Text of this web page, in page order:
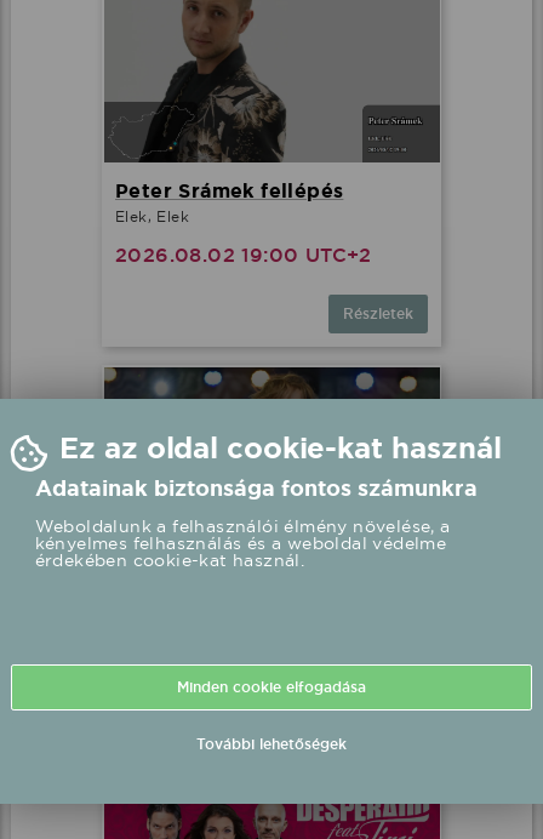
Peter Srámek fellépés
Elek, Elek
2026.08.02 19:00 UTC+2
Részletek
2026.08.02 20:00 UTC+2